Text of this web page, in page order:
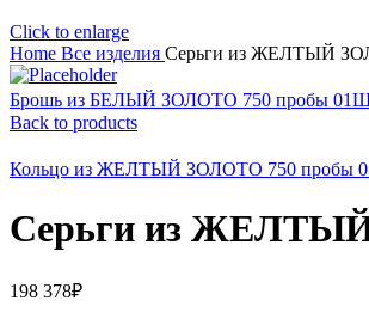
Click to enlarge
Home Все изделия Серьги из ЖЕЛТЫЙ
Брошь из БЕЛЫЙ ЗОЛОТО 750 пробы
Back to products
Кольцо из ЖЕЛТЫЙ ЗОЛОТО 750 пробы
Серьги из ЖЕЛТЫЙ
198 378₽